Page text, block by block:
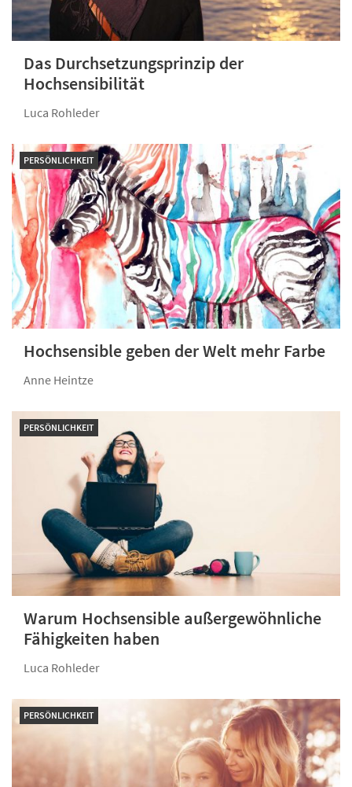
Das Durchsetzungsprinzip der
Hochsensibilität
Luca Rohleder
PERSÖNLICHKEIT
Hochsensible geben der Welt mehr Farbe
Anne Heintze
PERSÖNLICHKEIT
Warum Hochsensible außergewöhnliche
Fähigkeiten haben
Luca Rohleder
PERSÖNLICHKEIT